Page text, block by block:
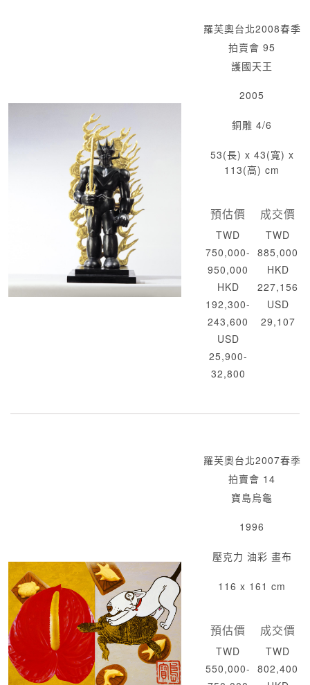
羅芙奧台北2008春季
拍賣會 95
護國天王
2005
銅雕 4/6
53(長) x 43(寬) x
113(高) cm
預估價
TWD
750,000-
950,000
HKD
192,300-
243,600
USD
25,900-
32,800
成交價
TWD
885,000
HKD
227,156
USD
29,107
羅芙奧台北2007春季
拍賣會 14
寶島烏龜
1996
壓克力 油彩 畫布
116 x 161 cm
預估價
TWD
550,000-
成交價
TWD
802,400